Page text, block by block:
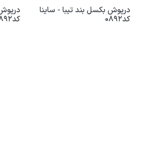
درپوش بکسل بند تیبا - ساینا
کد0892 کد0892